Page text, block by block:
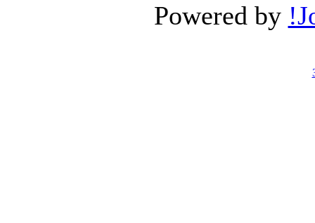
Powered by